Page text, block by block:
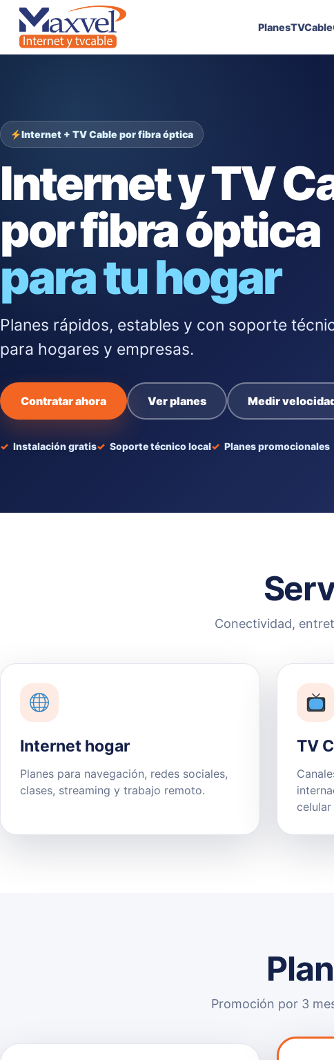
PlanesTVCable
Internet + TV Cable por fibra óptica
Internet y TV
por fibra óptica
para tu hogar
Planes rápidos, estables y con soporte
para hogares y empresas.
Contratar ahora Ver planes Medir
Instalación gratis Soporte técnico local Planes promocionales
Conectividad,
Internet hogar
Planes para navegación, redes sociales,
clases, streaming y trabajo remoto.
TV
Promoción por 3